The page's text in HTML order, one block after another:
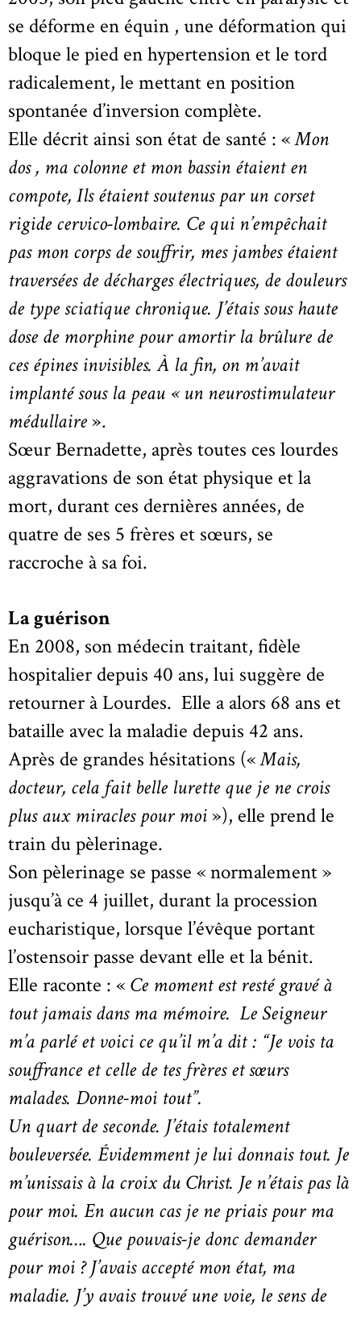
se déforme en équin , une déformation qui
bloque le pied en hypertension et le tord
radicalement, le mettant en position
spontanée d’inversion complète.
Elle décrit ainsi son état de santé : «Mon
dos , ma colonne et mon bassin étaient en
compote, Ils étaient soutenus par un corset
rigide cervico-lombaire. Ce qui n’empêchait
pas mon corps de souffrir, mes jambes étaient
traversées de décharges électriques, de douleurs
de type sciatique chronique. J’étais sous haute
dose de morphine pour amortir la brûlure de
ces épines invisibles. À la fin, on m’avait
implanté sous la peau « un neurostimulateur
médullaire».
Sœur Bernadette, après toutes ces lourdes
aggravations de son état physique et la
mort, durant ces dernières années, de
quatre de ses 5 frères et sœurs, se
raccroche à sa foi.
La guérison
En 2008, son médecin traitant, fidèle
hospitalier depuis 40 ans, lui suggère de
retourner à Lourdes. Elle a alors 68 ans et
bataille avec la maladie depuis 42 ans.
Après de grandes hésitations («Mais,
docteur, cela fait belle lurette que je ne crois
plus aux miracles pour moi»), elle prend le
train du pèlerinage.
Son pèlerinage se passe « normalement »
jusqu’à ce 4 juillet, durant la procession
eucharistique, lorsque l’évêque portant
l’ostensoir passe devant elle et la bénit.
Elle raconte : « Ce moment est resté gravé à
tout jamais dans ma mémoire. Le Seigneur
m’a parlé et voici ce qu’il m’a dit : “Je vois ta
souffrance et celle de tes frères et sœurs
malades. Donne-moi tout”.
Un quart de seconde. J’étais totalement
bouleversée. Évidemment je lui donnais tout. Je
m’unissais à la croix du Christ. Je n’étais pas là
pour moi. En aucun cas je ne priais pour ma
guérison…. Que pouvais-je donc demander
pour moi ? J’avais accepté mon état, ma
maladie. J’y avais trouvé une voie, le sens de